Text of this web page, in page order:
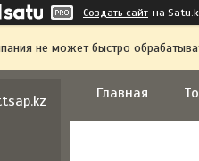
Создать сайт на
не может быстро
Главная